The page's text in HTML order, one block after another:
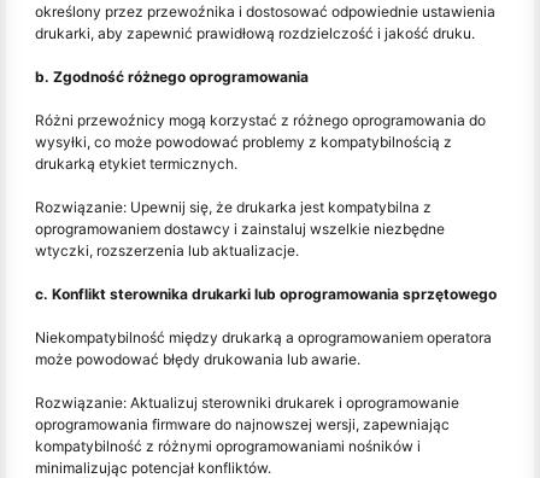
określony przez przewoźnika i dostosować odpowiednie ustawienia
drukarki, aby zapewnić prawidłową rozdzielczość i jakość druku.
b. Zgodność różnego oprogramowania
Różni przewoźnicy mogą korzystać z różnego oprogramowania do
wysyłki, co może powodować problemy z kompatybilnością z
drukarką etykiet termicznych.
Rozwiązanie: Upewnij się, że drukarka jest kompatybilna z
oprogramowaniem dostawcy i zainstaluj wszelkie niezbędne
wtyczki, rozszerzenia lub aktualizacje.
c. Konflikt sterownika drukarki lub oprogramowania sprzętowego
Niekompatybilność między drukarką a oprogramowaniem operatora
może powodować błędy drukowania lub awarie.
Rozwiązanie: Aktualizuj sterowniki drukarek i oprogramowanie
oprogramowania firmware do najnowszej wersji, zapewniając
kompatybilność z różnymi oprogramowaniami nośników i
minimalizując potencjał konfliktów.